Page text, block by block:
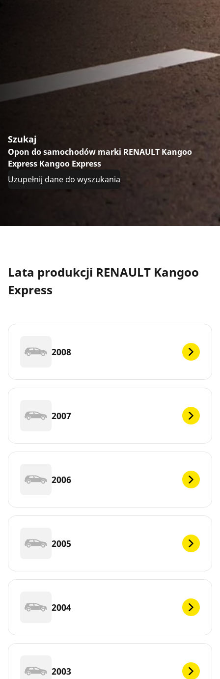
Szukaj
Opon do samochodów marki RENAULT Kangoo
Express Kangoo Express
Uzupełnij dane do wyszukania
Lata produkcji RENAULT Kangoo
Express
2008
2007
2006
2005
2004
2003